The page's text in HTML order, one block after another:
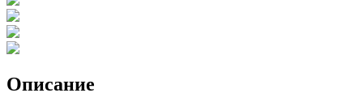
Описание